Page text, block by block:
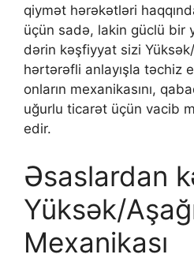
qiymət hərəkətləri
üçün sadə, lakin güclü bir
dərin kəşfiyyat sizi Yüksək/
hərtərəfli anlayışla təchiz
onların mexanikasını,
uğurlu ticarət üçün vacib
edir.
Əsaslardan
Yüksək/
Mexanikası